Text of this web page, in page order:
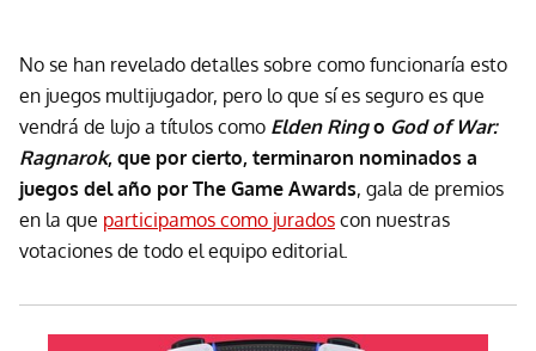
No se han revelado detalles sobre como funcionaría esto
en juegos multijugador, pero lo que sí es seguro es que
vendrá de lujo a títulos como Elden Ringo God of War:
Ragnarok, que por cierto, terminaron nominados a
juegos del año por The Game Awards, gala de premios
en la que participamos como jurados con nuestras
votaciones de todo el equipo editorial.